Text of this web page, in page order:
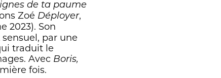
de ta paume
Zoé Déployer,
2023). Son
par une
traduit le
Avec Boris,
fois.